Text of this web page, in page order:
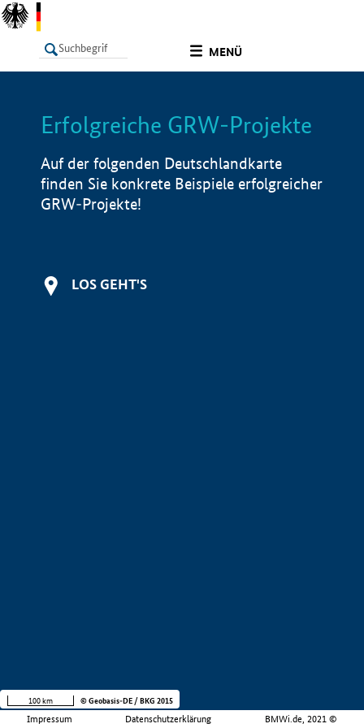
MENÜ
LISTE Info
Erfolgreiche GRW-Projekte
Auf der folgenden Deutschlandkarte
finden Sie konkrete Beispiele erfolgreicher
GRW-Projekte!
LOS GEHT'S
Impressum Datenschutzerklärung BMWi.de, 2021 ©
100 km © Geobasis-DE / BKG 2015